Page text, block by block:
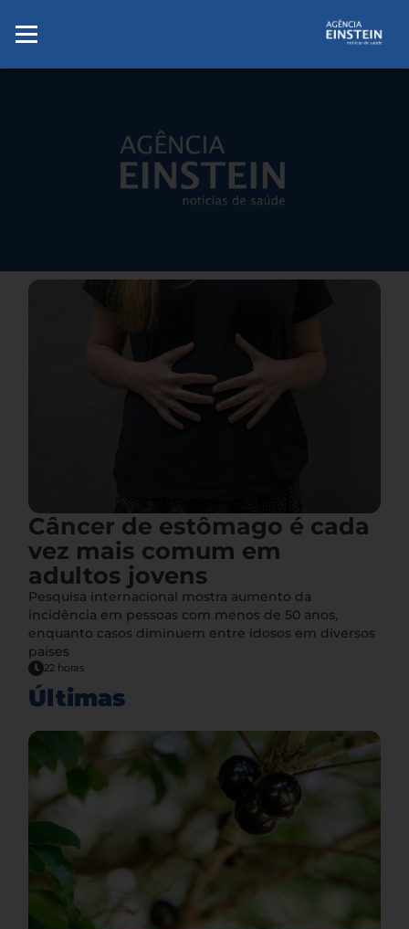
Câncer de estômago é cada
vez mais comum em
adultos jovens
Pesquisa internacional mostra aumento da
incidência em pessoas com menos de 50 anos,
enquanto casos diminuem entre idosos em diversos
países
22 horas
Últimas